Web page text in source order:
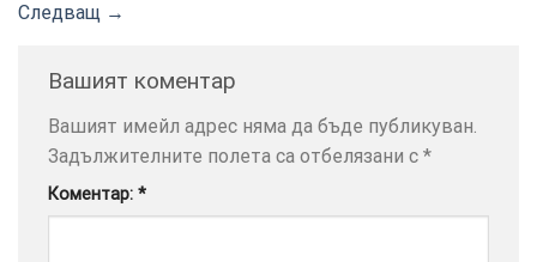
Следващ →
Вашият коментар
Вашият имейл адрес няма да бъде публикуван.
Задължителните полета са отбелязани с *
Коментар: *
ТОЗИ
САЙТ
БИСКВИТКИ.